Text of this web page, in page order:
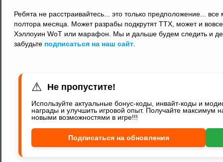
Ребята не расстраивайтесь... это только предположение...
полтора месяца. Может разрабы подкрутят ТТХ, может и
Хэллоуин WoT или марафон. Мы и дальше будем следить и
забудьте подписаться на наш сайт
⚠ Не пропустите!
Используйте актуальные бонус-коды, инвайт-коды и
награды и улучшить игровой опыт. Получайте максимум
новыми возможностями в игре!!!
Подписаться на обновления